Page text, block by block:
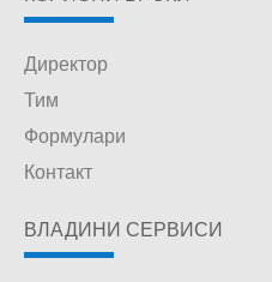
Директор
Тим
Формулари
Контакт
ВЛАДИНИ СЕРВИСИ